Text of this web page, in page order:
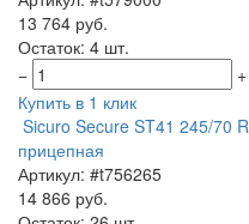
13 764 руб.
Остаток: 4 шт.
−
+
Купить в 1 клик
Sicuro Secure ST41 245/70
прицепная
Артикул: #t756265
14 866 руб.